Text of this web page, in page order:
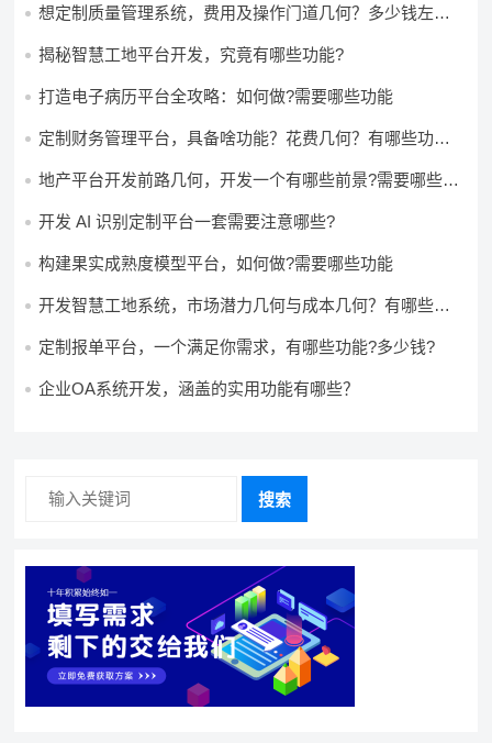
想定制质量管理系统，费用及操作门道几何？多少钱左右
揭秘智慧工地平台开发，究竟有哪些功能?
打造电子病历平台全攻略：如何做?需要哪些功能
定制财务管理平台，具备啥功能？花费几何？有哪些功能?
地产平台开发前路几何，开发一个有哪些前景?需要哪些费
开发 AI 识别定制平台一套需要注意哪些?
构建果实成熟度模型平台，如何做?需要哪些功能
开发智慧工地系统，市场潜力几何与成本几何？有哪些前
定制报单平台，一个满足你需求，有哪些功能?多少钱?
企业OA系统开发，涵盖的实用功能有哪些？
搜索